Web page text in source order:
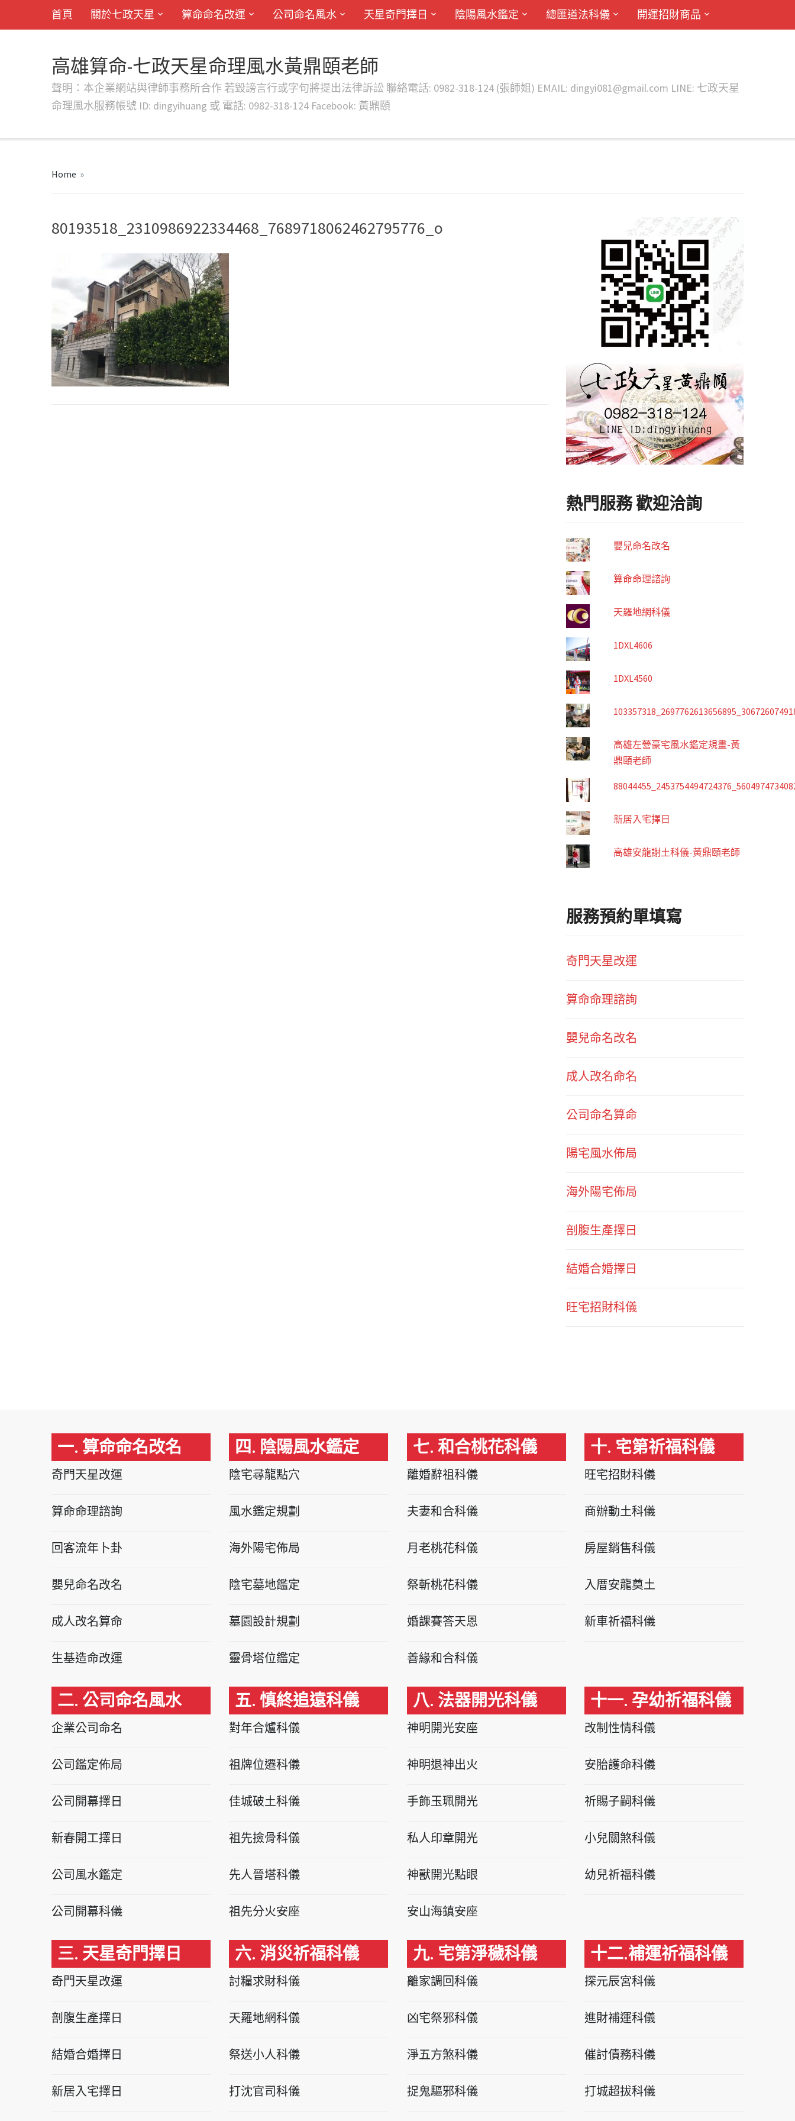
首頁 關於七政天星 算命命名改運 公司命名風水 天星奇門擇日 陰陽風水鑑定 總匯道法科儀 開運招財商品
高雄算命-七政天星命理風水黃鼎頤老師
聲明：本企業網站與律師事務所合作 若毀謗言行或字句將提出法律訴訟 聯絡電話: 0982-318-124 (張師姐) EMAIL: dingyi081@gmail.com LINE: 七政天星
命理風水服務帳號 ID: dingyihuang 或 電話: 0982-318-124 Facebook: 黃鼎頤
Home »
80193518_2310986922334468_7689718062462795776_o
熱門服務 歡迎洽詢
嬰兒命名改名
算命命理諮詢
天羅地網科儀
1DXL4606
1DXL4560
高雄左營豪宅風水鑑定規畫-黃
鼎頤老師
新居入宅擇日
高雄安龍謝土科儀-黃鼎頤老師
服務預約單填寫
奇門天星改運
算命命理諮詢
嬰兒命名改名
成人改名命名
公司命名算命
陽宅風水佈局
海外陽宅佈局
剖腹生產擇日
結婚合婚擇日
旺宅招財科儀
一. 算命命名改名
奇門天星改運
算命命理諮詢
回客流年卜卦
嬰兒命名改名
成人改名算命
生基造命改運
二. 公司命名風水
企業公司命名
公司鑑定佈局
公司開幕擇日
新春開工擇日
公司風水鑑定
公司開幕科儀
三. 天星奇門擇日
奇門天星改運
剖腹生產擇日
結婚合婚擇日
新居入宅擇日
四. 陰陽風水鑑定
陰宅尋龍點穴
風水鑑定規劃
海外陽宅佈局
陰宅墓地鑑定
墓園設計規劃
靈骨塔位鑑定
五. 慎終追遠科儀
對年合爐科儀
祖牌位遷科儀
佳城破土科儀
祖先撿骨科儀
先人晉塔科儀
祖先分火安座
六. 消災祈福科儀
討糧求財科儀
天羅地網科儀
祭送小人科儀
打沈官司科儀
七. 和合桃花科儀
離婚辭祖科儀
夫妻和合科儀
月老桃花科儀
祭斬桃花科儀
婚課賽答天恩
善緣和合科儀
八. 法器開光科儀
神明開光安座
神明退神出火
手飾玉珮開光
私人印章開光
神獸開光點眼
安山海鎮安座
九. 宅第淨穢科儀
離家調回科儀
凶宅祭邪科儀
淨五方煞科儀
捉鬼驅邪科儀
十. 宅第祈福科儀
旺宅招財科儀
商辦動土科儀
房屋銷售科儀
入厝安龍奠土
新車祈福科儀
十一. 孕幼祈福科儀
改制性情科儀
安胎護命科儀
祈賜子嗣科儀
小兒關煞科儀
幼兒祈福科儀
十二.補運祈福科儀
探元辰宮科儀
進財補運科儀
催討債務科儀
打城超拔科儀